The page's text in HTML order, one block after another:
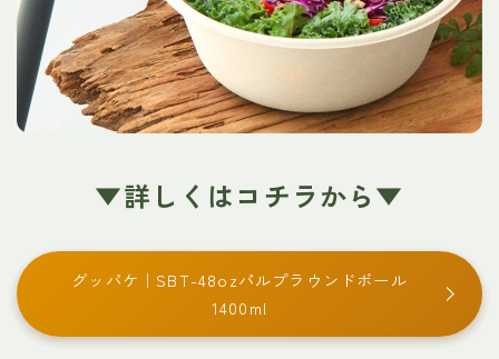
▼詳しくはコチラから▼
グッパケ｜SBT-48ozパルプラウンドボール
1400ml